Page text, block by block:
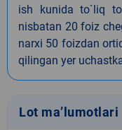
ish kunida to`liq
nisbatan 20 foiz
narxi 50 foizdan
qilingan yer
Lot ma’lumotlari